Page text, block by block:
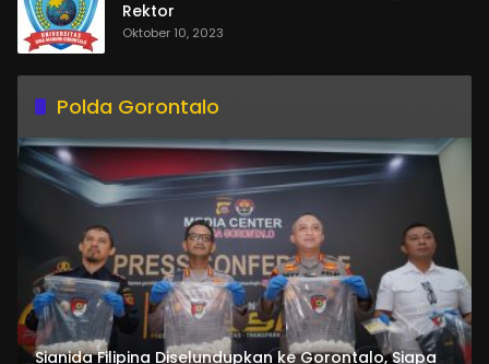
Rektor
Oktober 10, 2023
Polda Gorontalo
Sianida Filipina Diselundupkan ke Gorontalo, Siapa